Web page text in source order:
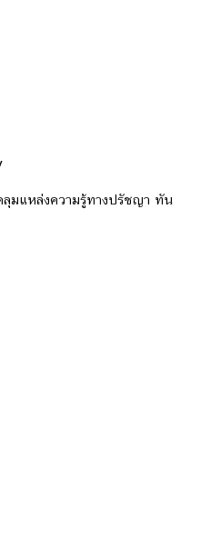
มแหล่งความรู้ทางปรัชญา ทัน